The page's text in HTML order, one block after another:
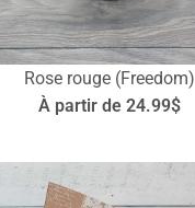
Rose rouge (Freedom)
À partir de 24.99$